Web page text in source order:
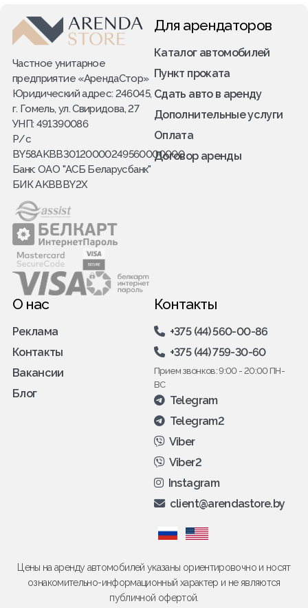
Частное унитарное
предприятие «АрендаСтор»
Юридический адрес: 246045,
г. Гомель, ул. Свиридова, 27
УНП: 491390086
Р/с
BY58AKBB30120000249560000000
Банк: ОАО "АСБ Беларусбанк"
БИК AKBBBY2X
Для арендаторов
Каталог автомобилей
Пункт проката
Сдать авто в аренду
Дополнительные услуги
Оплата
Договор аренды
О нас
Реклама
Контакты
Вакансии
Блог
Контакты
+375 (44) 560-00-86
+375 (44) 759-30-60
Прием звонков: 9:00 - 20:00 ПН-
ВС
Telegram
Telegram2
Viber
Viber2
Instagram
client@arendastore.by
Цены на аренду автомобилей указаны ориентировочно и носят
ознакомительно-информационный характер и не являются
публичной офертой.